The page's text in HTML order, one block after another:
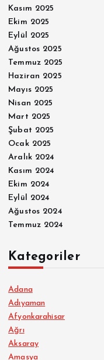
Kasım 2025
Ekim 2025
Eylül 2025
Ağustos 2025
Temmuz 2025
Haziran 2025
Mayıs 2025
Nisan 2025
Mart 2025
Şubat 2025
Ocak 2025
Aralık 2024
Kasım 2024
Ekim 2024
Eylül 2024
Ağustos 2024
Temmuz 2024
Kategoriler
Adana
Adıyaman
Afyonkarahisar
Ağrı
Aksaray
Amasya